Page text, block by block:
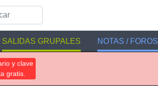
SALIDAS GRUPALES NOTAS / FOROS
y clave
gratis.